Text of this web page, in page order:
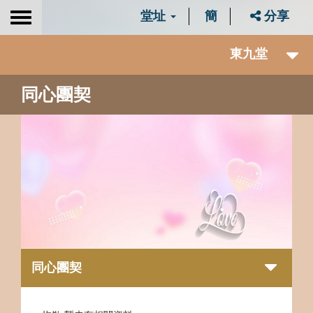
Toggle
堂址 簡 分享
東九堂
同心團契
同心團契